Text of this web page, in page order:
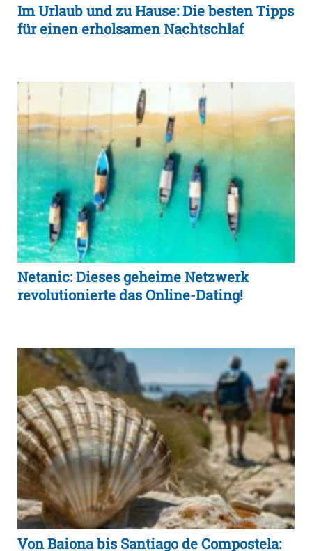
Im Urlaub und zu Hause: Die besten Tipps
für einen erholsamen Nachtschlaf
Netanic: Dieses geheime Netzwerk
revolutionierte das Online-Dating!
Von Baiona bis Santiago de Compostela: